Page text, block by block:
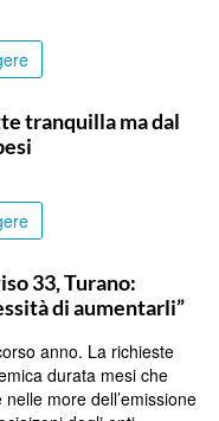
tranquilla ma dal
33, Turano:
di aumentarli”
anno. La richieste
durata mesi che
more dell’emissione